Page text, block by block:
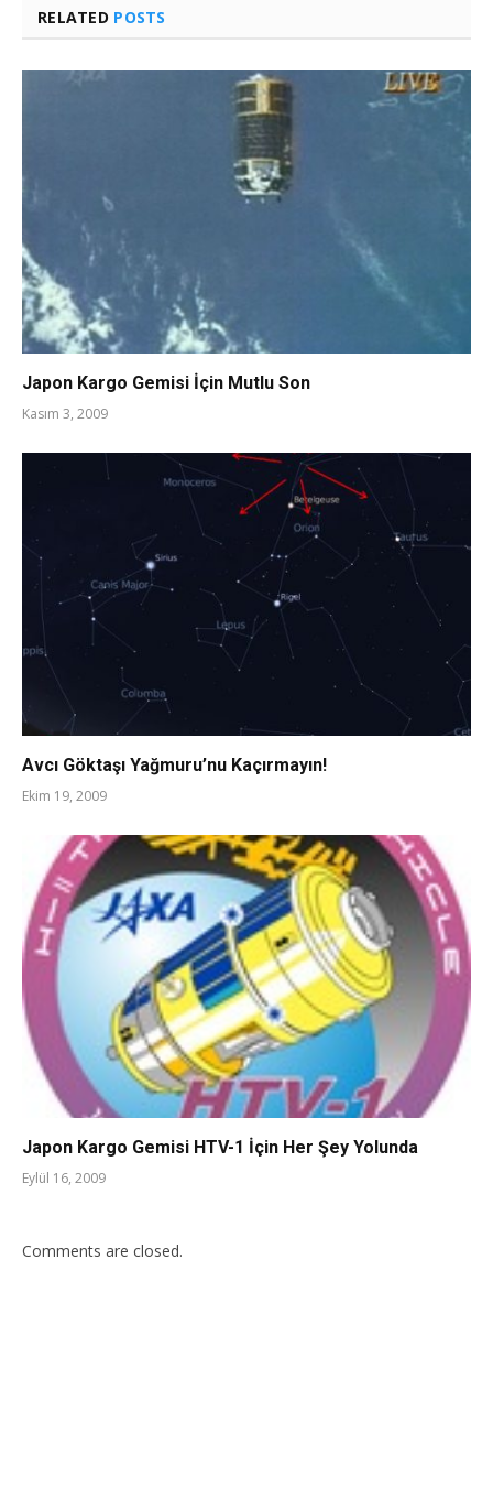
RELATED POSTS
Japon Kargo Gemisi İçin Mutlu Son
Kasım 3, 2009
Avcı Göktaşı Yağmuru’nu Kaçırmayın!
Ekim 19, 2009
Japon Kargo Gemisi HTV-1 İçin Her Şey Yolunda
Eylül 16, 2009
Comments are closed.